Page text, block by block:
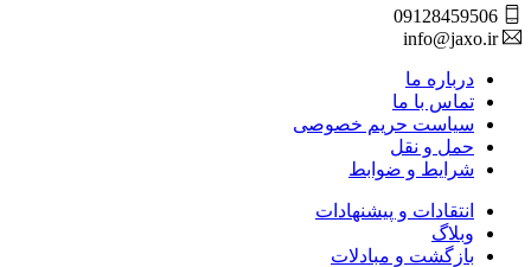
09128459506
info@jaxo.ir
درباره ما
تماس با ما
سیاست حریم خصوصی
حمل و نقل
شرایط و ضوابط
انتقادات و پیشنهادات
وبلاگ
بازگشت و مبادلات